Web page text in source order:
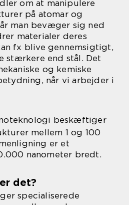
om at manipulere
på atomar og
man bevæger sig ned
materialer deres
fx blive gennemsigtigt,
stærkere end stål. Det
og kemiske
når vi arbejder i
beskæftiger
mellem 1 og 100
er et
nanometer bredt.
det?
specialiserede